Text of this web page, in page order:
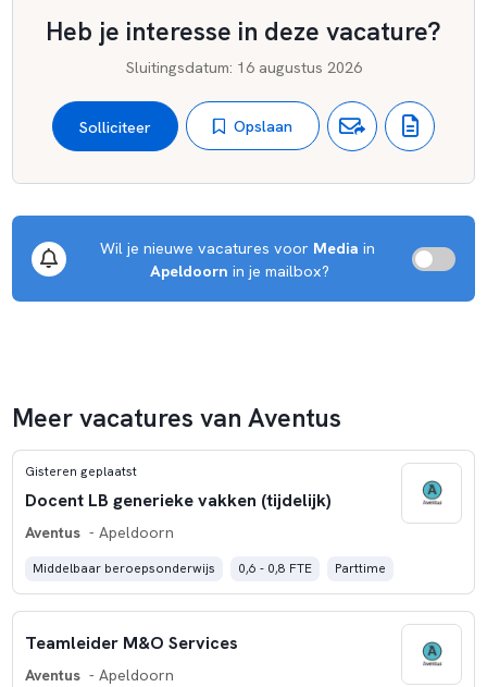
Heb je interesse in deze vacature?
Sluitingsdatum: 16 augustus 2026
Solliciteer Opslaan
Wil je nieuwe vacatures voor Media in
Apeldoorn in je mailbox?
Meer vacatures van Aventus
Gisteren geplaatst
Docent LB generieke vakken (tijdelijk)
Aventus - Apeldoorn
Middelbaar beroepsonderwijs 0,6 - 0,8 FTE Parttime
Teamleider M&O Services
Aventus - Apeldoorn